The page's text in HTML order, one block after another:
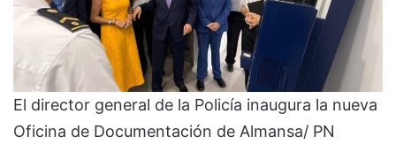
El director general de la Policía inaugura la nueva
Oficina de Documentación de Almansa/ PN